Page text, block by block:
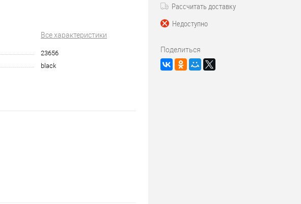
Все характеристики
23656
black
Рассчитать доставку
Недоступно
Поделиться